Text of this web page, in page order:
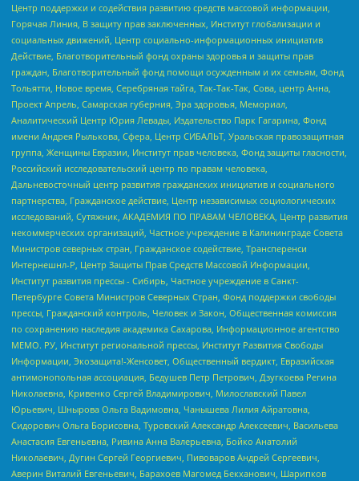
Центр поддержки и содействия развитию средств массовой информации,
Горячая Линия, В защиту прав заключенных, Институт глобализации и
социальных движений, Центр социально-информационных инициатив
Действие, Благотворительный фонд охраны здоровья и защиты прав
граждан, Благотворительный фонд помощи осужденным и их семьям, Фонд
Тольятти, Новое время, Серебряная тайга, Так-Так-Так, Сова, центр Анна,
Проект Апрель, Самарская губерния, Эра здоровья, Мемориал,
Аналитический Центр Юрия Левады, Издательство Парк Гагарина, Фонд
имени Андрея Рылькова, Сфера, Центр СИБАЛЬТ, Уральская правозащитная
группа, Женщины Евразии, Институт прав человека, Фонд защиты гласности,
Российский исследовательский центр по правам человека,
Дальневосточный центр развития гражданских инициатив и социального
партнерства, Гражданское действие, Центр независимых социологических
исследований, Сутяжник, АКАДЕМИЯ ПО ПРАВАМ ЧЕЛОВЕКА, Центр развития
некоммерческих организаций, Частное учреждение в Калининграде Совета
Министров северных стран, Гражданское содействие, Трансперенси
Интернешнл-Р, Центр Защиты Прав Средств Массовой Информации,
Институт развития прессы - Сибирь, Частное учреждение в Санкт-
Петербурге Совета Министров Северных Стран, Фонд поддержки свободы
прессы, Гражданский контроль, Человек и Закон, Общественная комиссия
по сохранению наследия академика Сахарова, Информационное агентство
МЕМО. РУ, Институт региональной прессы, Институт Развития Свободы
Информации, Экозащита!-Женсовет, Общественный вердикт, Евразийская
антимонопольная ассоциация, Бедушев Петр Петрович, Дзугкоева Регина
Николаевна, Кривенко Сергей Владимирович, Милославский Павел
Юрьевич, Шнырова Ольга Вадимовна, Чанышева Лилия Айратовна,
Сидорович Ольга Борисовна, Туровский Александр Алексеевич, Васильева
Анастасия Евгеньевна, Ривина Анна Валерьевна, Бойко Анатолий
Николаевич, Дугин Сергей Георгиевич, Пивоваров Андрей Сергеевич,
Аверин Виталий Евгеньевич, Барахоев Магомед Бекханович, Шарипков